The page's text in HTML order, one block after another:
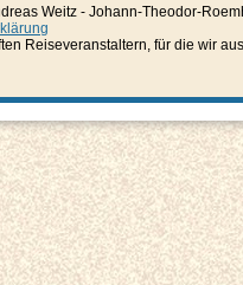
Weitz - Johann-Theodor-
Reiseveranstaltern, für die wir